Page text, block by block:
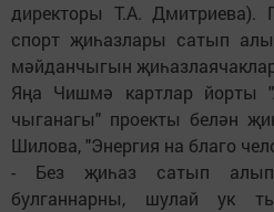
директоры Т.А. Дмитриева).
спорт җиһазлары сатып
мәйданчыгын
Яңа Чишмә картлар йорты
чыганагы" проекты белән
Шилова, "Энергия на благо
- Без җиһаз сатып
булганнарны, шулай ук